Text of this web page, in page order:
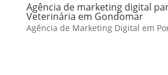
Agência de marketing digital
Veterinária em Gondomar
Agência de Marketing Digital em